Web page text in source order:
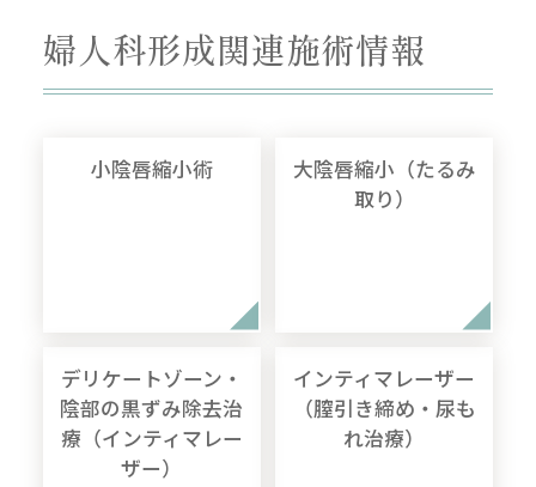
婦人科形成関連施術情報
小陰唇縮小術
大陰唇縮小（たるみ
取り）
デリケートゾーン・
陰部の黒ずみ除去治
療（インティマレー
ザー）
インティマレーザー
（膣引き締め・尿も
れ治療）